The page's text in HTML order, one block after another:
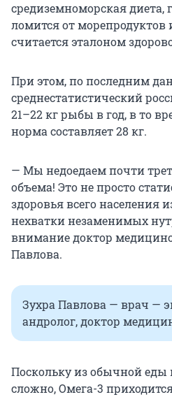
средиземноморская диета,
ломится от морепродуктов
считается эталоном
При этом, по последним
среднестатистический
21–22 кг рыбы в год, в то
норма составляет 28 кг.
— Мы недоедаем почти
объема! Это не просто
здоровья всего населения
нехватки незаменимых
внимание доктор
Павлова.
Зухра Павлова — врач —
андролог, доктор
Поскольку из обычной еды
сложно, Омега-3